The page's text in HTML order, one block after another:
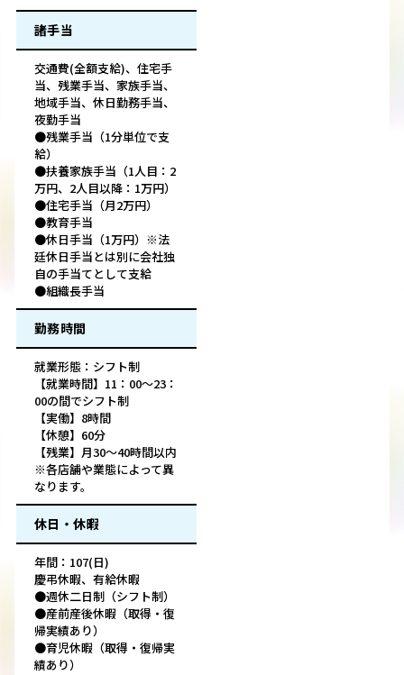
諸手当
交通費(全額支給)、住宅手
当、残業手当、家族手当、
地域手当、休日勤務手当、
夜勤手当
●残業手当（1分単位で支
給）
●扶養家族手当（1人目：2
万円、2人目以降：1万円）
●住宅手当（月2万円）
●教育手当
●休日手当（1万円）※法
廷休日手当とは別に会社独
自の手当てとして支給
●組織長手当
勤務時間
就業形態：シフト制
【就業時間】11：00～23：
00の間でシフト制
【実働】8時間
【休憩】60分
【残業】月30～40時間以内
※各店舗や業態によって異
なります。
休日・休暇
年間：107(日)
慶弔休暇、有給休暇
●週休二日制（シフト制）
●産前産後休暇（取得・復
帰実績あり）
●育児休暇（取得・復帰実
績あり）